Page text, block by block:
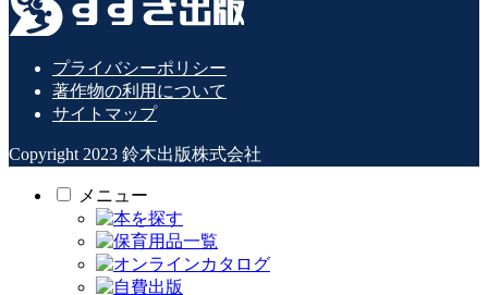
プライバシーポリシー
著作物の利用について
サイトマップ
Copyright 2023 鈴木出版株式会社
メニュー